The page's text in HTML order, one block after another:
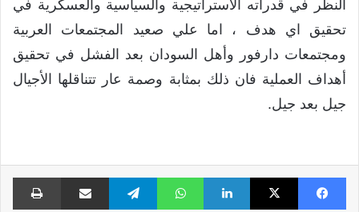
النظر في قدراته الاستراتيجية والسياسية والعسكرية في
تحقيق اي هدف ، اما علي صعيد المجتمعات العربية
ومجتمعات دارفور وأهل السودان بعد الفشل في تحقيق
أهداف العملية فان ذلك بمثابة وصمة عار تتناقلها الأجيال
جيل بعد جيل.
فيسبوك X لينكدإن واتساب تيلقرام مشاركة عبر البريد